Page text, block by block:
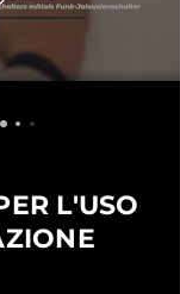
L'USO